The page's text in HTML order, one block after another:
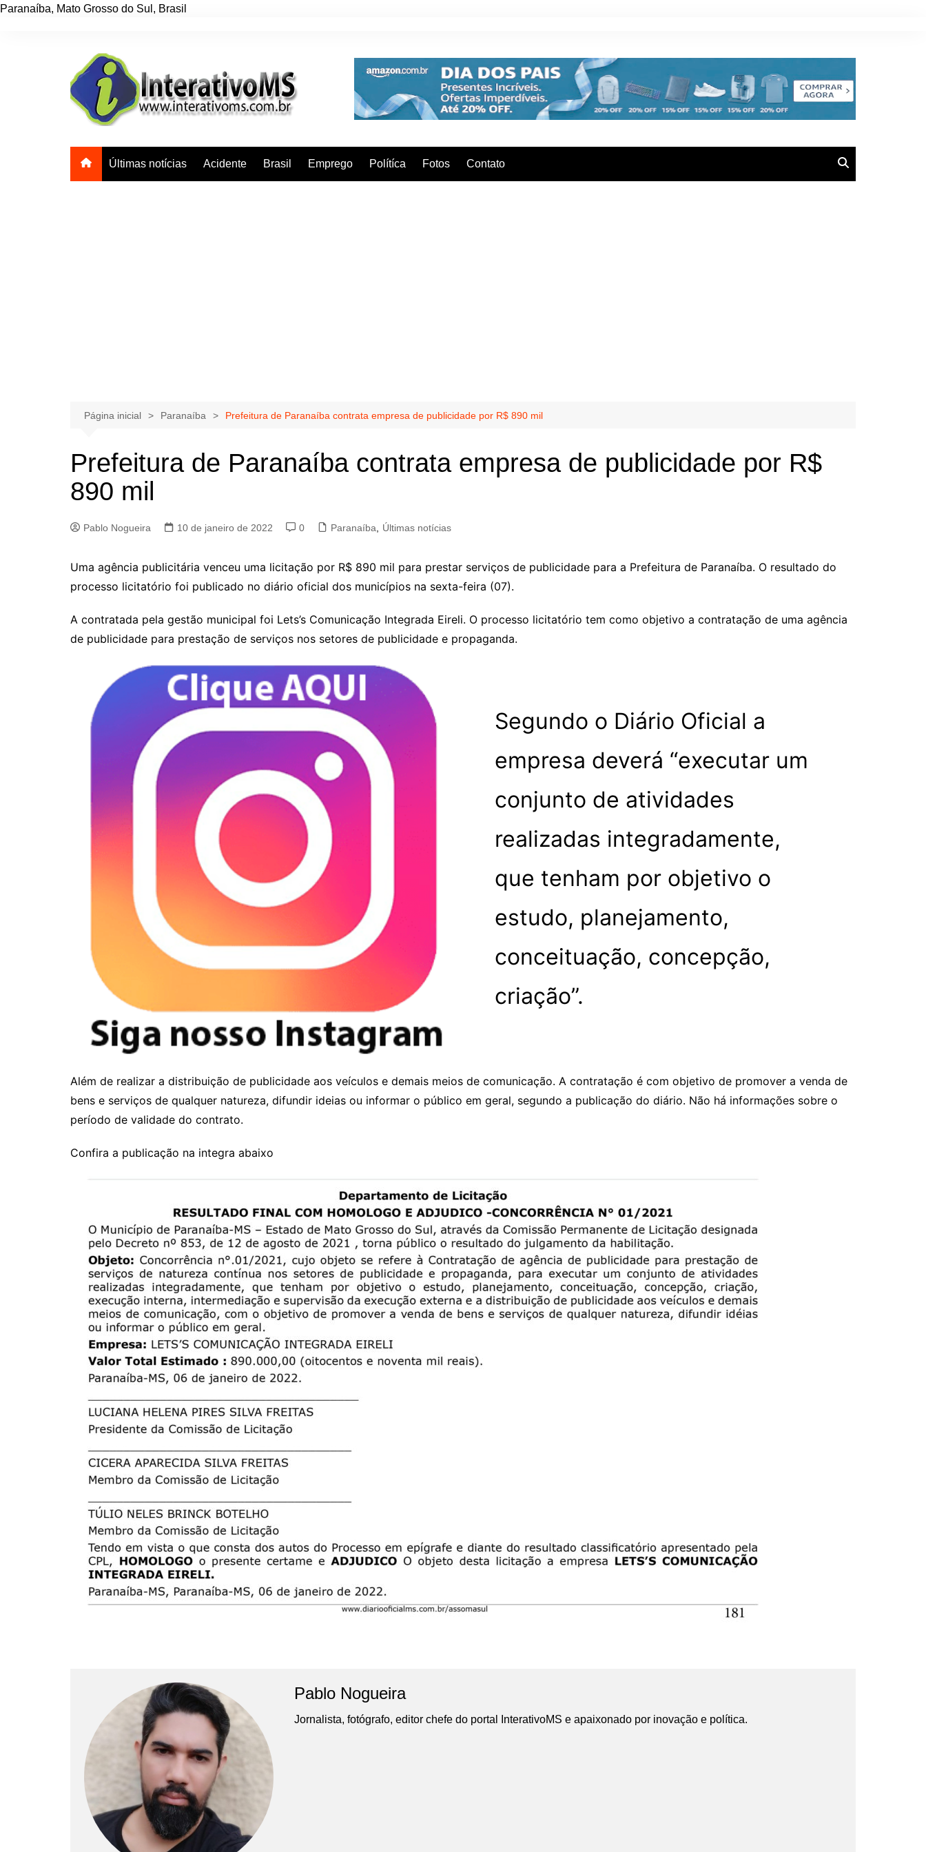
Paranaíba, Mato Grosso do Sul , Brasil
Últimas notícias Acidente Brasil Emprego Polítíca Fotos Contato
Página inicial Paranaíba Prefeitura de Paranaíba contrata empresa de publicidade por R$ 890 mil
Prefeitura de Paranaíba contrata empresa de publicidade por R$
890 mil
Pablo Nogueira 10 de janeiro de 2022 0 Paranaíba Últimas notícias
Uma agência publicitária venceu uma licitação por R$ 890 mil para prestar serviços de publicidade para a Prefeitura de Paranaíba. O resultado do
processo licitatório foi publicado no diário oficial dos municípios na sexta-feira (07).
A contratada pela gestão municipal foi Lets’s Comunicação Integrada Eireli. O processo licitatório tem como objetivo a contratação de uma agência
de publicidade para prestação de serviços nos setores de publicidade e propaganda.
Segundo o Diário Oficial a
empresa deverá “executar um
conjunto de atividades
realizadas integradamente,
que tenham por objetivo o
estudo, planejamento,
conceituação, concepção,
criação”.
Além de realizar a distribuição de publicidade aos veículos e demais meios de comunicação. A contratação é com objetivo de promover a venda de
bens e serviços de qualquer natureza, difundir ideias ou informar o público em geral, segundo a publicação do diário. Não há informações sobre o
período de validade do contrato.
Confira a publicação na integra abaixo
Pablo Nogueira
Jornalista, fotógrafo, editor chefe do portal InterativoMS e apaixonado por inovação e política.